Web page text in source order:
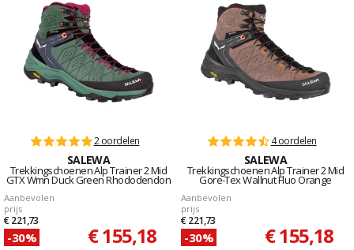
2 oordelen
SALEWA
Trekkingschoenen Alp Trainer 2 Mid
GTX Wmn Duck Green Rhododendon
Aanbevolen
prijs
€ 221,73
-30% € 155,18
4 oordelen
SALEWA
Trekkingschoenen Alp Trainer 2 Mid
Gore-Tex Wallnut Fluo Orange
Aanbevolen
prijs
€ 221,73
-30% € 155,18